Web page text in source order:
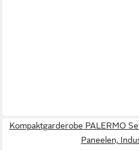
Kompaktgarderobe PALERMO
Paneelen,